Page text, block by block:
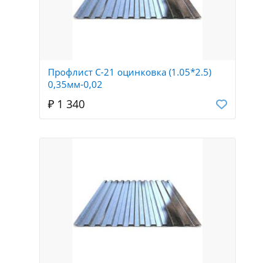
Профлист С-21 оцинковка (1.05*2.5)
0,35мм-0,02
₽ 1 340